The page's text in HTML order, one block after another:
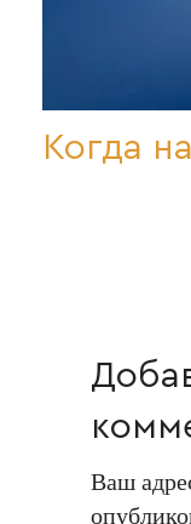
Когда
Ваш